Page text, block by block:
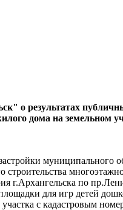
о результатах
дома на земельном
муниципального
г.Архангельска по
для игр детей
с кадастровым